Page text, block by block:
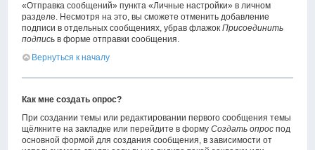
«Отправка сообщений» пункта «Личные настройки» в личном
разделе. Несмотря на это, вы сможете отменить добавление
подписи в отдельных сообщениях, убрав флажокПрисоединить
подпись в форме отправки сообщения.
Вернуться к началу
Как мне создать опрос?
При создании темы или редактировании первого сообщения темы
щёлкните на закладке или перейдите в формуСоздать опрос под
основной формой для создания сообщения, в зависимости от